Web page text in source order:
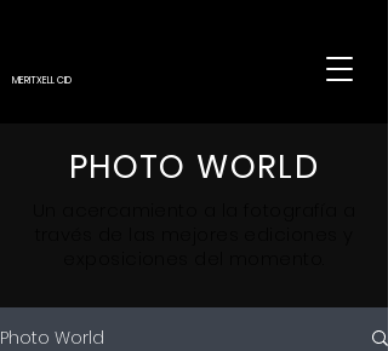
MERITXELL CID
PHOTO WORLD
Photo World